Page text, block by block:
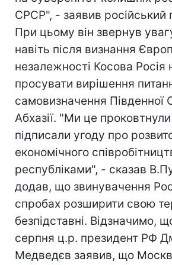
СРСР", - заявив російський
При цьому він звернув
навіть після визнання
незалежності Косова Росія
просувати вирішення
самовизначення Південної
Абхазії. "Ми це
підписали угоду про
економічного
республіками", - сказав
додав, що звинувачення
спробах розширити свою
безпідставні. Відзначимо,
серпня ц.р. президент РФ
Медведєв заявив, що